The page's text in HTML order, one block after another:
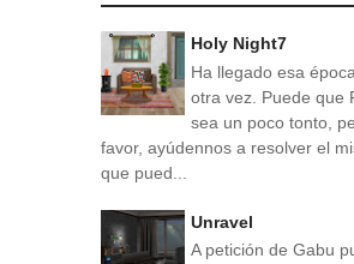
Holy Night7
Ha llegado esa
otra vez. Puede que
sea un poco tonto,
favor, ayúdennos a resolver el
que pued...
Unravel
A petición de Gabu